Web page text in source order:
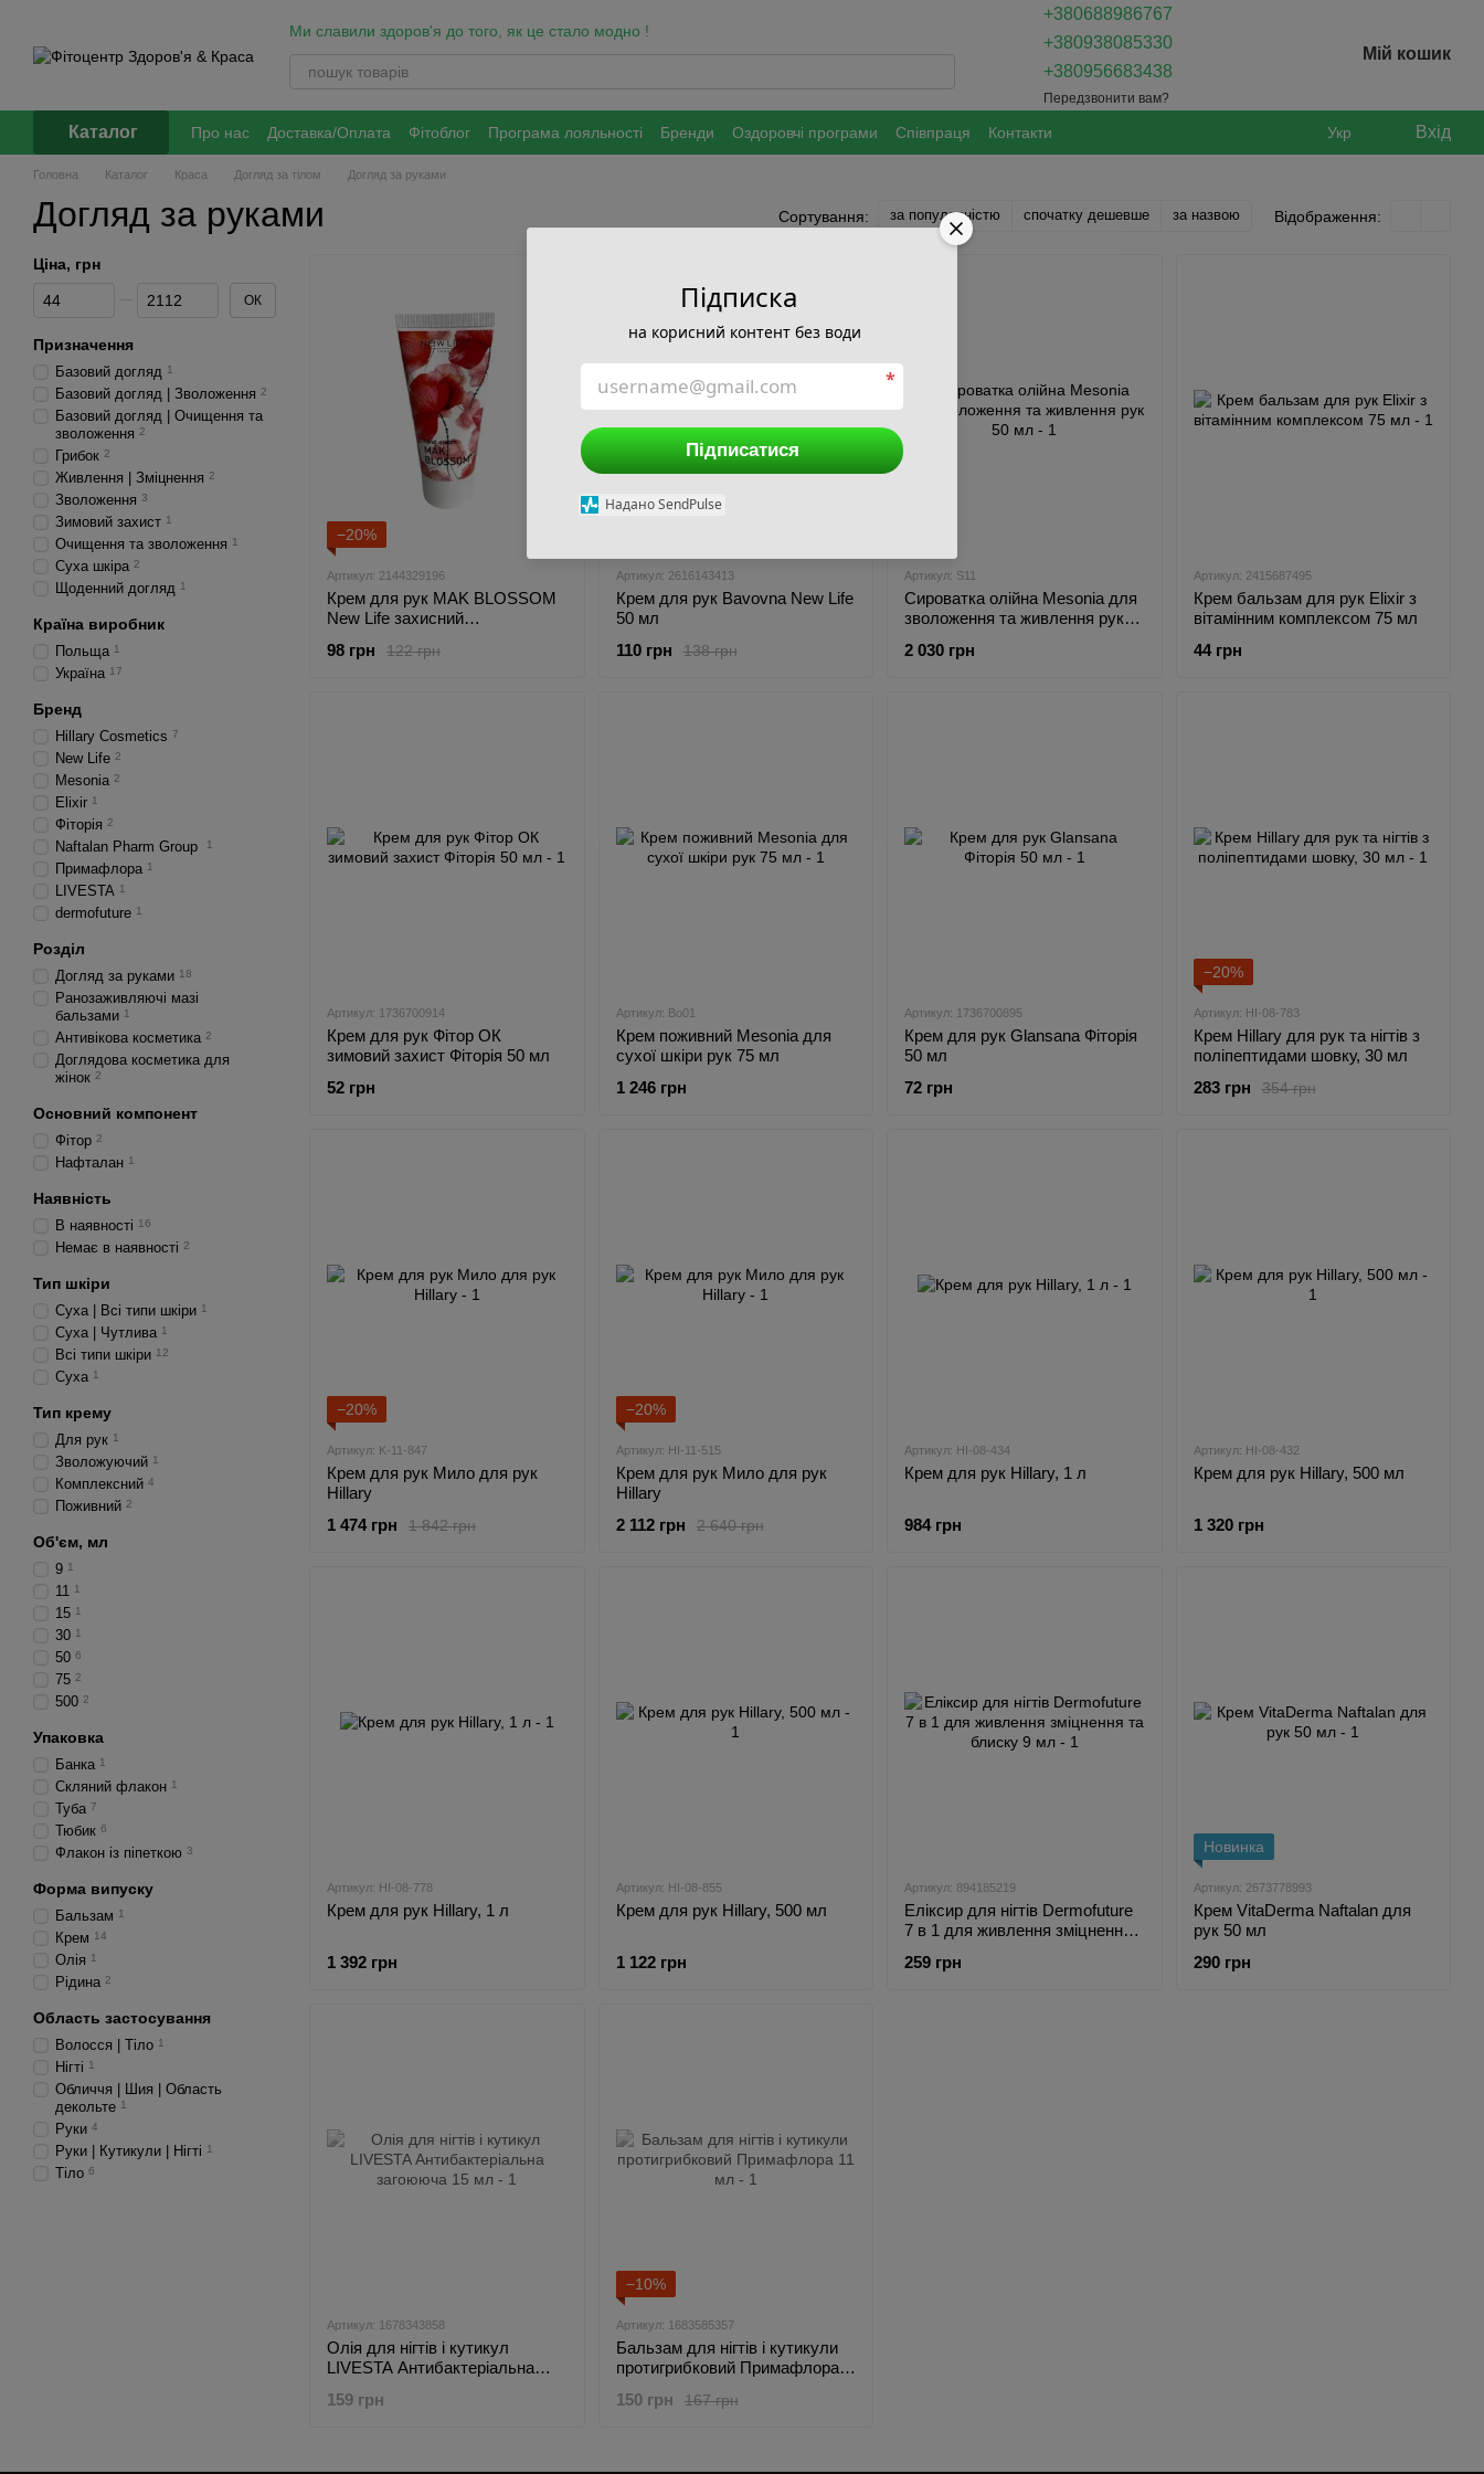
Ми славили здоров'я до того, як це стало модно !
+380688986767
+380938085330
+380956683438
Передзвонити вам?
Мій кошик
Каталог Про нас Доставка/Оплата Фітоблог Програма лояльності Бренди Оздоровчі програми Співпраця
Контакти
Обмін та повернення
Політика обробки та захисту персональних даних
Укр Вхід
Головна Каталог Краса Догляд за тілом Догляд за руками
Догляд за руками Сортування: за популярністю спочатку дешевше за назвою Відображення:
−20%
Артикул: 2144329196
Крем для рук MAK BLOSSOM
New Life захисний
122 грн
98 грн
Артикул: 2616143413
Крем для рук Bavovna New Life
50 мл
138 грн
110 грн
Артикул: S11
Сироватка олійна Mesonia для
зволоження та живлення рук
2 030 грн
Артикул: 2415687495
Крем бальзам для рук Elixir з
вітамінним комплексом 75 мл
44 грн
Артикул: 1736700914
Крем для рук Фітор ОК
зимовий захист Фіторія 50 мл
52 грн
Артикул: Bo01
Крем поживний Mesonia для
сухої шкіри рук 75 мл
1 246 грн
Артикул: 1736700895
Крем для рук Glansana Фіторія
50 мл
72 грн
−20%
Артикул: HI-08-783
Крем Hillary для рук та нігтів з
поліпептидами шовку, 30 мл
354 грн
283 грн
−20%
Артикул: K-11-847
Крем для рук Мило для рук
Hillary
1 842 грн
1 474 грн
−20%
Артикул: HI-11-515
Крем для рук Мило для рук
Hillary
2 640 грн
2 112 грн
Артикул: HI-08-434
Крем для рук Hillary, 1 л
984 грн
Артикул: HI-08-432
Крем для рук Hillary, 500 мл
1 320 грн
Артикул: HI-08-778
Крем для рук Hillary, 1 л
1 392 грн
Артикул: HI-08-855
Крем для рук Hillary, 500 мл
1 122 грн
Артикул: 894185219
Еліксир для нігтів Dermofuture
7 в 1 для живлення зміцнення
259 грн
Новинка
Артикул: 2673778993
Крем VitaDerma Naftalan для
рук 50 мл
290 грн
Артикул: 1678343858
Олія для нігтів і кутикул
LIVESTA Антибактеріальна
159 грн
−10%
Артикул: 1683585357
Бальзам для нігтів і кутикули
протигрибковий Примафлора
167 грн
150 грн
Ціна, грн
Від Ціна, грн
До Ціна, грн ОК
Призначення
Базовий догляд 1
Базовий догляд | Зволоження 2
Базовий догляд | Очищення та
зволоження 2
Грибок 2
Живлення | Зміцнення 2
Зволоження 3
Зимовий захист 1
Очищення та зволоження 1
Суха шкіра 2
Щоденний догляд 1
Країна виробник
Польща 1
Україна 17
Бренд
Hillary Cosmetics 7
New Life 2
Mesonia 2
Elixir 1
Фіторія 2
Naftalan Pharm Group 1
Примафлора 1
LIVESTA 1
dermofuture 1
Розділ
Догляд за руками 18
Ранозаживляючі мазі
бальзами 1
Антивікова косметика 2
Доглядова косметика для
жінок 2
Основний компонент
Фітор 2
Нафталан 1
Наявність
В наявності 16
Немає в наявності 2
Тип шкіри
Суха | Всі типи шкіри 1
Суха | Чутлива 1
Всі типи шкіри 12
Суха 1
Тип крему
Для рук 1
Зволожуючий 1
Комплексний 4
Поживний 2
Об'єм, мл
9 1
11 1
15 1
30 1
50 6
75 2
500 2
Упаковка
Банка 1
Скляний флакон 1
Туба 7
Тюбик 6
Флакон із піпеткою 3
Форма випуску
Бальзам 1
Крем 14
Олія 1
Рідина 2
Область застосування
Волосся | Тіло 1
Нігті 1
Обличчя | Шия | Область
декольте 1
Руки 4
Руки | Кутикули | Нігті 1
Тіло 6
Підписка
на корисний контент без води
*
Підписатися
Надано SendPulse